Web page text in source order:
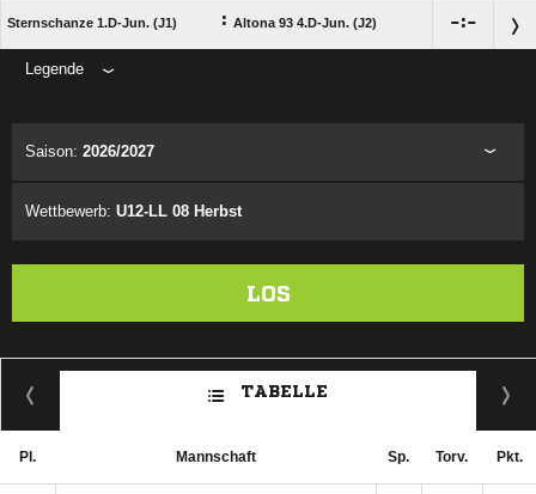
Sternschanze 1.D-Jun. (J1) : Altona 93 4.D-Jun. (J2) :
Legende
Saison: 2026/2027
Wettbewerb: U12-LL 08 Herbst
LOS
TABELLE
Pl. Mannschaft Sp. Torv. Pkt.